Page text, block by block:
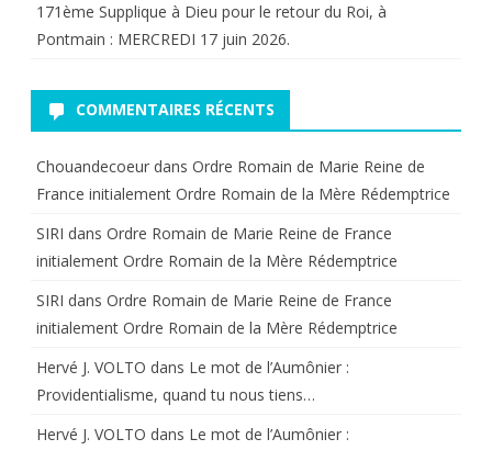
171ème Supplique à Dieu pour le retour du Roi, à
Pontmain : MERCREDI 17 juin 2026.
COMMENTAIRES RÉCENTS
Chouandecoeur dans Ordre Romain de Marie Reine de
France initialement Ordre Romain de la Mère Rédemptrice
SIRI dans Ordre Romain de Marie Reine de France
initialement Ordre Romain de la Mère Rédemptrice
SIRI dans Ordre Romain de Marie Reine de France
initialement Ordre Romain de la Mère Rédemptrice
Hervé J. VOLTO dans Le mot de l’Aumônier :
Providentialisme, quand tu nous tiens…
Hervé J. VOLTO dans Le mot de l’Aumônier :